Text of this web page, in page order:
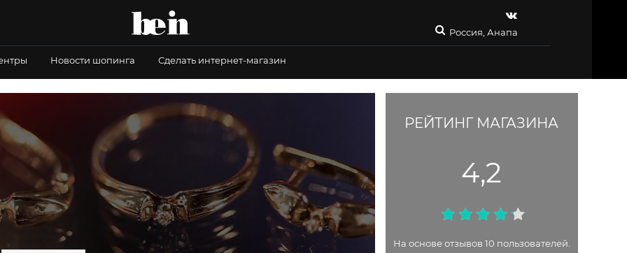
Россия, Анапа
Новости шопинга Сделать интернет-магазин
РЕЙТИНГ МАГАЗИНА
4,2
На основе отзывов 10 пользователей.